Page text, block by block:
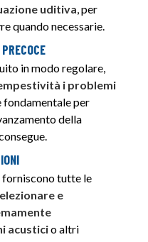
uditiva, per
quando necessarie.
in modo regolare,
i problemi
fondamentale per
della
tutte le
e
acusticio altri